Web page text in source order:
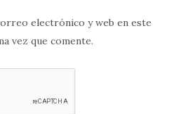
electrónico y web en este
vez que comente.